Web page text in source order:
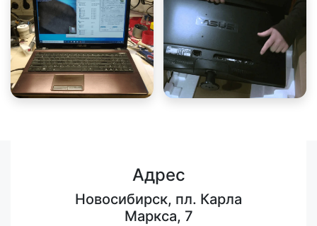
Адрес
Новосибирск, пл. Карла
Маркса, 7